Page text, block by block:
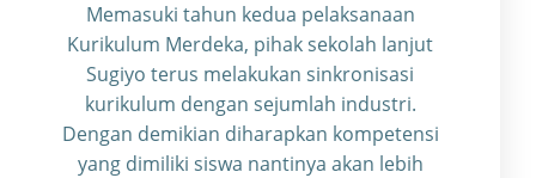
Memasuki tahun kedua pelaksanaan
Kurikulum Merdeka, pihak sekolah lanjut
Sugiyo terus melakukan sinkronisasi
kurikulum dengan sejumlah industri.
Dengan demikian diharapkan kompetensi
yang dimiliki siswa nantinya akan lebih